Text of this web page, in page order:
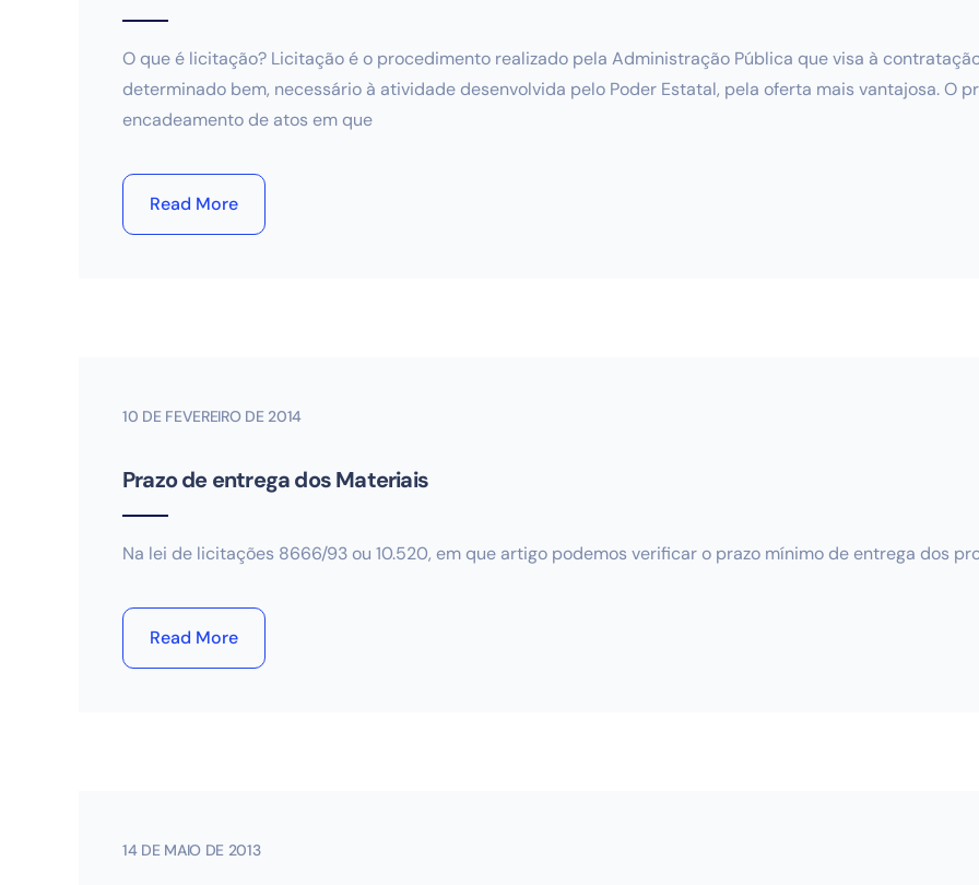
O que é licitação? Licitação é o procedimento realizado pela Administração Pública que visa à
determinado bem, necessário à atividade desenvolvida pelo Poder Estatal, pela oferta mais vantajosa. O
encadeamento de atos em que
Read More
10 DE FEVEREIRO DE 2014
Prazo de entrega dos Materiais
Na lei de licitações 8666/93 ou 10.520, em que artigo podemos verificar o prazo mínimo de entrega dos
Read More
14 DE MAIO DE 2013